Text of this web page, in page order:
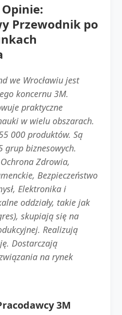
Przewodnik po
we Wrocławiu jest
koncernu 3M.
praktyczne
w wielu obszarach.
000 produktów. Są
grup biznesowych.
Zdrowia,
Bezpieczeństwo
Elektronika i
oddziały, takie jak
skupiają się na
Realizują
Dostarczają
na rynek
3M